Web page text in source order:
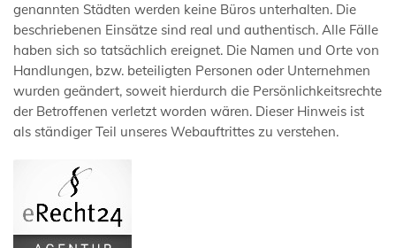
genannten Städten werden keine Büros unterhalten. Die
beschriebenen Einsätze sind real und authentisch. Alle Fälle
haben sich so tatsächlich ereignet. Die Namen und Orte von
Handlungen, bzw. beteiligten Personen oder Unternehmen
wurden geändert, soweit hierdurch die Persönlichkeitsrechte
der Betroffenen verletzt worden wären. Dieser Hinweis ist
als ständiger Teil unseres Webauftrittes zu verstehen.